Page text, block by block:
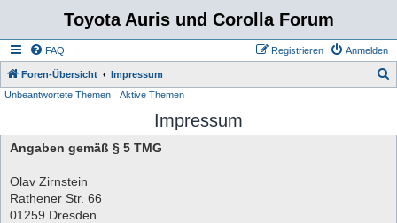
Toyota Auris und Corolla Forum
FAQ Anmelden
Registrieren
Foren-Übersicht Impressum
h
Unbeantwortete Themen Aktive Themen
Impressum
Angaben gemäß § 5 TMG
Olav Zirnstein
Rathener Str. 66
01259 Dresden